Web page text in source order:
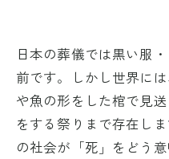
日本の葬儀では黒い服
前です。しかし世界に
や魚の形をした棺で見
をする祭りまで存在し
の社会が「死」をどう